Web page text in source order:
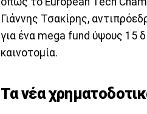
Γιάννης Τσακίρης,
για ένα mega fund ύψους 15
καινοτομία.
Τα νέα